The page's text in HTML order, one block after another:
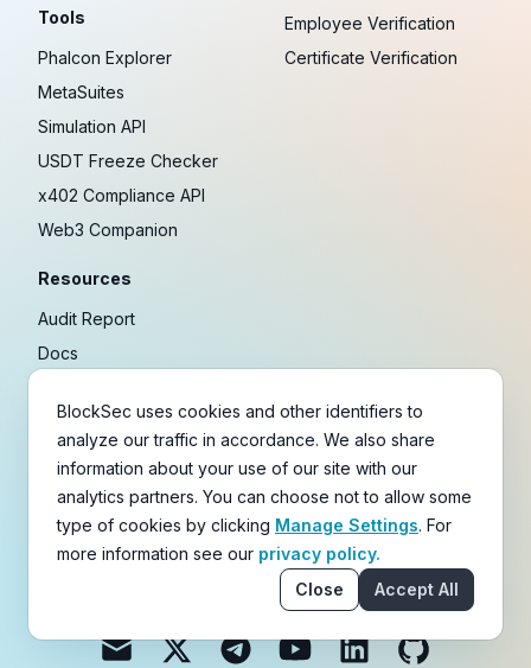
Tools
Phalcon Explorer
MetaSuites
Simulation API
USDT Freeze Checker
x402 Compliance API
Web3 Companion
Resources
Audit Report
Docs
Blog
Research
Guides
Crypto Payment Playbook
Employee Verification
Certificate Verification
2026
BlockSec
Disclaimer
email X TelegramYouTubeLinkedinGitHub
BlockSec uses cookies and other identifiers to
analyze our traffic in accordance. We also share
information about your use of our site with our
analytics partners. You can choose not to allow some
type of cookies by clicking Manage Settings. For
more information see our privacy policy.
Close
Accept All